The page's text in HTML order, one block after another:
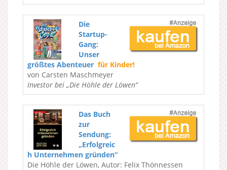
Die
Startup-
Gang:
Unser
größtes Abenteuer für Kinder!
von Carsten Maschmeyer
Investor bei „Die Höhle der Löwen“
Das Buch
zur
Sendung:
„Erfolgreic
h Unternehmen gründen“
Die Höhle der Löwen, Autor: Felix Thönnessen